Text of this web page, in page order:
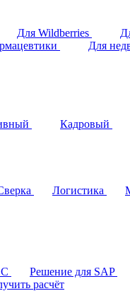
Для Wildberries
Для
Кадровый
Логистика
Решение для SAP
расчёт